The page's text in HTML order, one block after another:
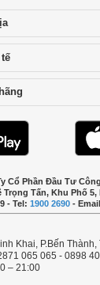
click to expand
click to expand
Cổ Phần Đầu Tư
Tấn, Khu Phố 5,
- Tel: 1900 2690-
Khai, P.Bến Thành,
065 065 - 0898
– 21:00